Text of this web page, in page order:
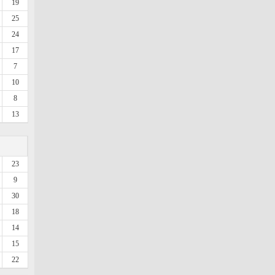
19
25
24
17
7
10
8
13
23
9
30
18
14
15
22